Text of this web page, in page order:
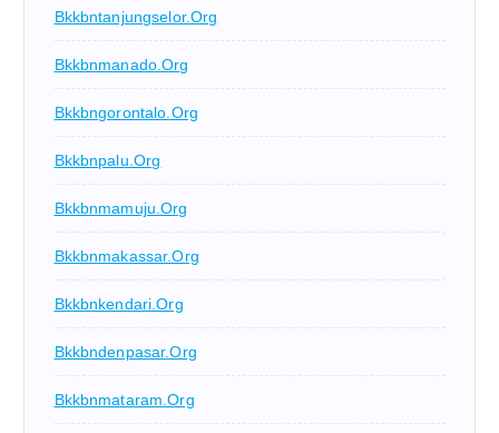
Bkkbntanjungselor.org
Bkkbnmanado.org
Bkkbngorontalo.org
Bkkbnpalu.org
Bkkbnmamuju.org
Bkkbnmakassar.org
Bkkbnkendari.org
Bkkbndenpasar.org
Bkkbnmataram.org